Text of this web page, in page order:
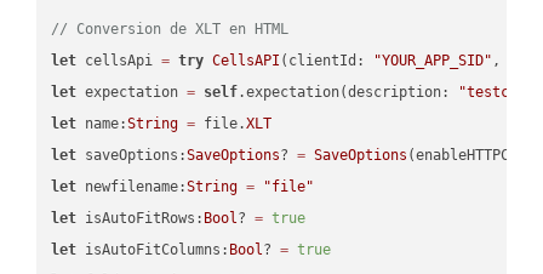
// Conversion de XLT en HTML
let cellsApi = try CellsAPI (clientId: "YOUR_APP_SID" ,
let expectation = self.expectation(description:
let name:String = file.XLT
let saveOptions:SaveOptions? = SaveOptions
let newfilename:String =
"file"
let isAutoFitRows: Bool? = true
let isAutoFitColumns: Bool? = true